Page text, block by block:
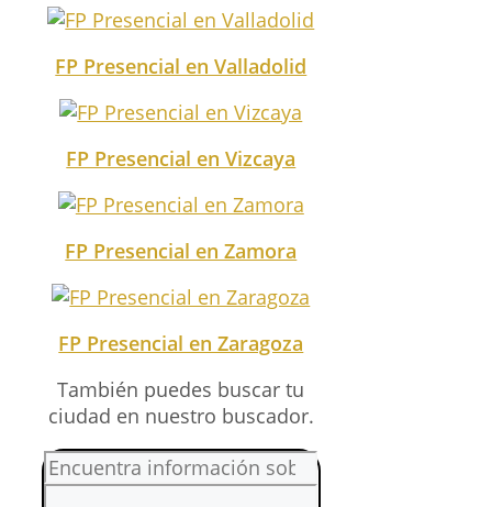
FP Presencial en Valladolid
FP Presencial en Vizcaya
FP Presencial en Zamora
FP Presencial en Zaragoza
También puedes buscar tu
ciudad en nuestro buscador.